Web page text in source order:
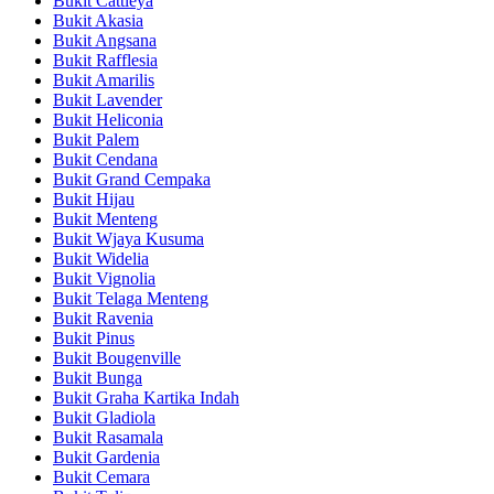
Bukit Akasia
Bukit Angsana
Bukit Rafflesia
Bukit Amarilis
Bukit Lavender
Bukit Heliconia
Bukit Palem
Bukit Cendana
Bukit Grand Cempaka
Bukit Hijau
Bukit Menteng
Bukit Wjaya Kusuma
Bukit Widelia
Bukit Vignolia
Bukit Telaga Menteng
Bukit Ravenia
Bukit Pinus
Bukit Bougenville
Bukit Bunga
Bukit Graha Kartika Indah
Bukit Gladiola
Bukit Rasamala
Bukit Gardenia
Bukit Cemara